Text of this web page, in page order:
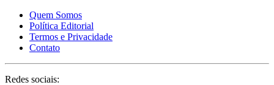
Quem Somos
Política Editorial
Termos e Privacidade
Contato
Redes sociais: